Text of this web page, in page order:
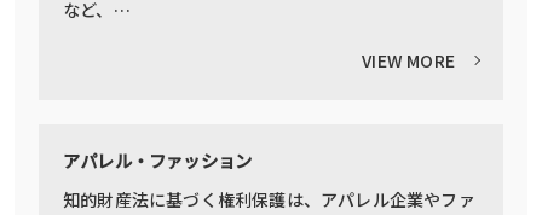
など、…
VIEW MORE
アパレル・ファッション
知的財産法に基づく権利保護は、アパレル企業やファ